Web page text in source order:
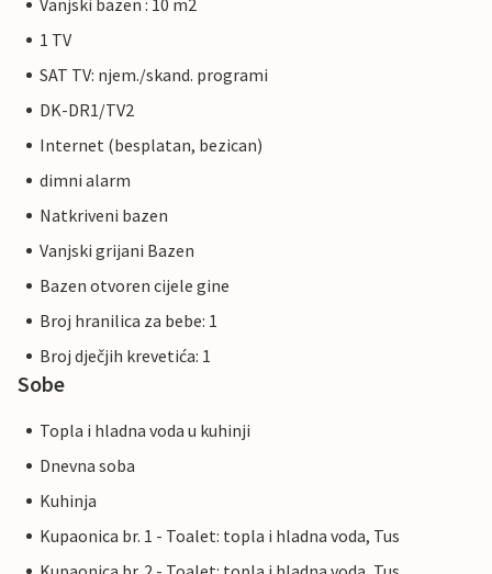
Vanjski bazen : 10 m2
1 TV
SAT TV: njem./skand. programi
DK-DR1/TV2
Internet (besplatan, bezican)
dimni alarm
Natkriveni bazen
Vanjski grijani Bazen
Bazen otvoren cijele gine
Broj hranilica za bebe: 1
Broj dječjih krevetića: 1
Sobe
Topla i hladna voda u kuhinji
Dnevna soba
Kuhinja
Kupaonica br. 1 - Toalet: topla i hladna voda, Tus